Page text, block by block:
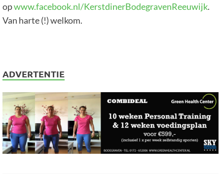
opwww.facebook.nl/KerstdinerBodegravenReeuwijk.
Van harte (!) welkom.
ADVERTENTIE